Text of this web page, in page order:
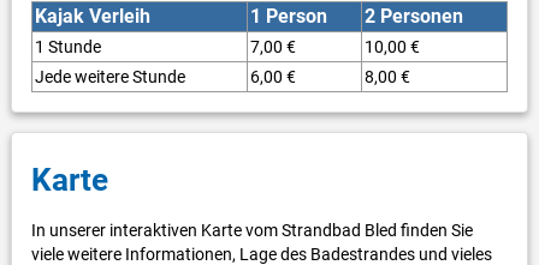
Kajak Verleih 1 Person 2 Personen
1 Stunde 7,00 €
10,00 €
Jede weitere Stunde
6,00 € 8,00 €
Karte
In unserer interaktiven Karte vom Strandbad Bled finden Sie
viele weitere Informationen, Lage des Badestrandes und vieles